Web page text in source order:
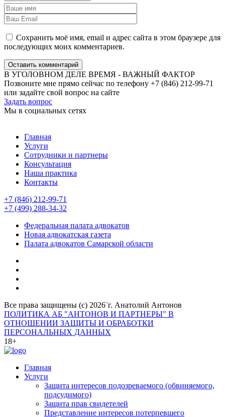
Сохранить моё имя, email и адрес сайта в этом браузере для
последующих моих комментариев.
Оставить комментарий
В УГОЛОВНОМ ДЕЛЕ ВРЕМЯ - ВАЖНЫЙ ФАКТОР
Позвоните мне прямо сейчас по телефону +7 (846) 212-99-71
или задайте свой вопрос на сайте
Задать вопрос
Мы в социальных сетях
Главная
Услуги
Сотрудники и партнеры
Консультация
Наша практика
Контакты
+7 (846) 212-99-71
+7 (499) 288-34-32
Федеральная палата адвокатов
Новая адвокатская газета
Палата адвокатов Самарской области
Все права защищены (с) 2026¨г. Анатолий Антонов
ПОЛИТИКА АБ "АНТОНОВ И ПАРТНЕРЫ" В
ОТНОШЕНИИ ЗАЩИТЫ И ОБРАБОТКИ
ПЕРСОНАЛЬНЫХ ДАННЫХ
18+
Главная
Услуги
Защита интересов подозреваемого (обвиняемого,
подсудимого)
Защита прав свидетелей
Представление интересов потерпевшего